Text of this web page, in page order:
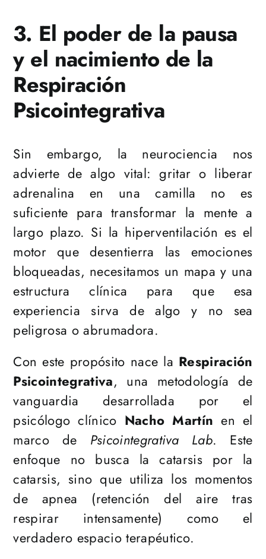
3. El poder de la pausa
y el nacimiento de la
Respiración
Psicointegrativa
Sin embargo, la neurociencia nos
advierte de algo vital: gritar o liberar
adrenalina en una camilla no es
suficiente para transformar la mente a
largo plazo. Si la hiperventilación es el
motor que desentierra las emociones
bloqueadas, necesitamos un mapa y una
estructura clínica para que esa
experiencia sirva de algo y no sea
peligrosa o abrumadora.
Con este propósito nace la Respiración
Psicointegrativa, una metodología de
vanguardia desarrollada por el
psicólogo clínico Nacho Martín en el
marco de Psicointegrativa Lab. Este
enfoque no busca la catarsis por la
catarsis, sino que utiliza los momentos
de apnea (retención del aire tras
respirar intensamente) como el
verdadero espacio terapéutico.